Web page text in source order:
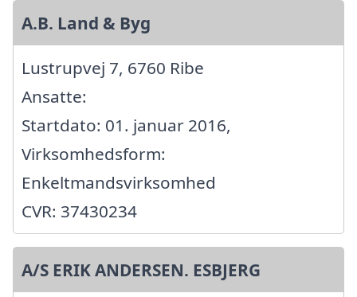
A.B. Land & Byg
Lustrupvej 7, 6760 Ribe
Ansatte:
Startdato: 01. januar 2016,
Virksomhedsform:
Enkeltmandsvirksomhed
CVR: 37430234
A/S ERIK ANDERSEN. ESBJERG